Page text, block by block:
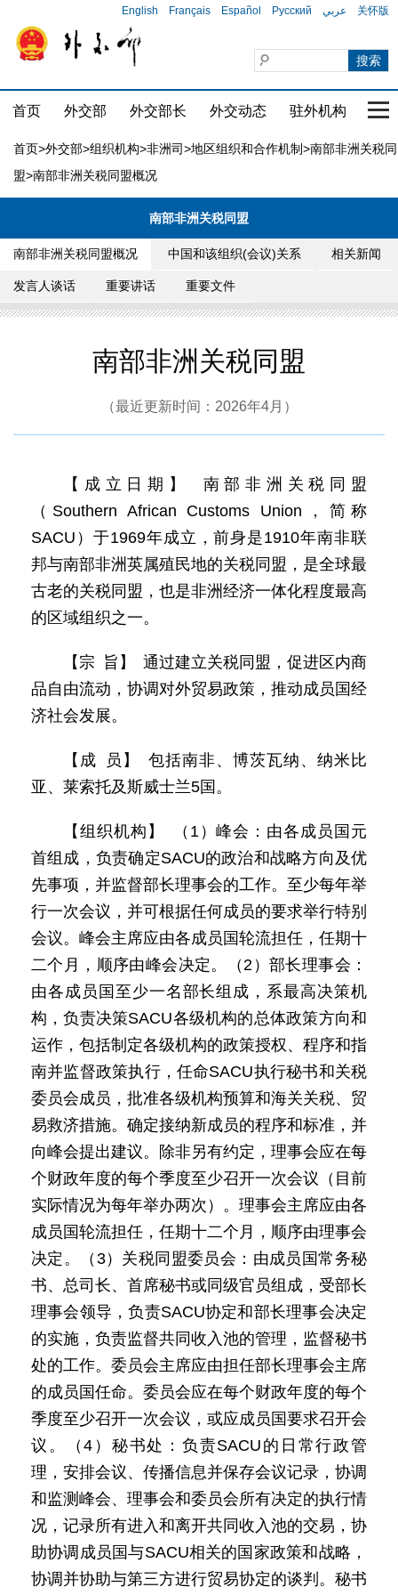
English Français Español Русский عربي 关怀版
首页 外交部 外交部长 外交动态 驻外机构 国
首页>外交部>组织机构>非洲司>地区组织和合作机制>南部非洲关税同
盟>南部非洲关税同盟概况
南部非洲关税同盟
南部非洲关税同盟概况 中国和该组织(会议)关系 相关新闻
发言人谈话 重要讲话 重要文件
南部非洲关税同盟
（最近更新时间：2026年4月）
【成立日期】 南部非洲关税同盟
（Southern African Customs Union，简称
SACU）于1969年成立，前身是1910年南非联
邦与南部非洲英属殖民地的关税同盟，是全球最
古老的关税同盟，也是非洲经济一体化程度最高
的区域组织之一。
【宗 旨】 通过建立关税同盟，促进区内商
品自由流动，协调对外贸易政策，推动成员国经
济社会发展。
【成 员】 包括南非、博茨瓦纳、纳米比
亚、莱索托及斯威士兰5国。
【组织机构】 （1）峰会：由各成员国元
首组成，负责确定SACU的政治和战略方向及优
先事项，并监督部长理事会的工作。至少每年举
行一次会议，并可根据任何成员的要求举行特别
会议。峰会主席应由各成员国轮流担任，任期十
二个月，顺序由峰会决定。（2）部长理事会：
由各成员国至少一名部长组成，系最高决策机
构，负责决策SACU各级机构的总体政策方向和
运作，包括制定各级机构的政策授权、程序和指
南并监督政策执行，任命SACU执行秘书和关税
委员会成员，批准各级机构预算和海关关税、贸
易救济措施。确定接纳新成员的程序和标准，并
向峰会提出建议。除非另有约定，理事会应在每
个财政年度的每个季度至少召开一次会议（目前
实际情况为每年举办两次）。理事会主席应由各
成员国轮流担任，任期十二个月，顺序由理事会
决定。（3）关税同盟委员会：由成员国常务秘
书、总司长、首席秘书或同级官员组成，受部长
理事会领导，负责SACU协定和部长理事会决定
的实施，负责监督共同收入池的管理，监督秘书
处的工作。委员会主席应由担任部长理事会主席
的成员国任命。委员会应在每个财政年度的每个
季度至少召开一次会议，或应成员国要求召开会
议。（4）秘书处：负责SACU的日常行政管
理，安排会议、传播信息并保存会议记录，协调
和监测峰会、理事会和委员会所有决定的执行情
况，记录所有进入和离开共同收入池的交易，协
助协调成员国与SACU相关的国家政策和战略，
协调并协助与第三方进行贸易协定的谈判。秘书